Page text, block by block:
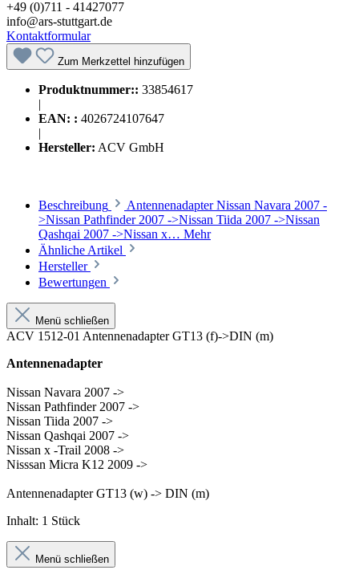
+49 (0)711 - 41427077
info@ars-stuttgart.de
Kontaktformular
Zum Merkzettel hinzufügen
Produktnummer:: 33854617
|
EAN: : 4026724107647
|
Hersteller: ACV GmbH
Beschreibung
Antennenadapter Nissan Navara 2007 -
>Nissan Pathfinder 2007 ->Nissan Tiida 2007 ->Nissan
Qashqai 2007 ->Nissan x… Mehr
Ähnliche Artikel
Hersteller
Bewertungen
Menü schließen
ACV 1512-01 Antennenadapter GT13 (f)->DIN (m)
Antennenadapter
Nissan Navara 2007 ->
Nissan Pathfinder 2007 ->
Nissan Tiida 2007 ->
Nissan Qashqai 2007 ->
Nissan x -Trail 2008 ->
Nisssan Micra K12 2009 ->
Antennenadapter GT13 (w) -> DIN (m)
Inhalt: 1 Stück
Menü schließen